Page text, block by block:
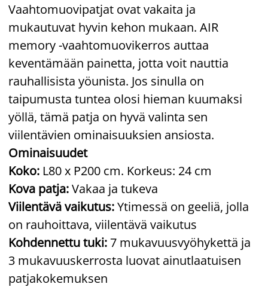
Vaahtomuovipatjat ovat vakaita ja
mukautuvat hyvin kehon mukaan. AIR
memory -vaahtomuovikerros auttaa
keventämään painetta, jotta voit nauttia
rauhallisista yöunista. Jos sinulla on
taipumusta tuntea olosi hieman kuumaksi
yöllä, tämä patja on hyvä valinta sen
viilentävien ominaisuuksien ansiosta.
Ominaisuudet
Koko: L80 x P200 cm. Korkeus: 24 cm
Kova patja:Vakaa ja tukeva
Viilentävä vaikutus:Ytimessä on geeliä, jolla
on rauhoittava, viilentävä vaikutus
Kohdennettu tuki:7 mukavuusvyöhykettä ja
3 mukavuuskerrosta luovat ainutlaatuisen
patjakokemuksen